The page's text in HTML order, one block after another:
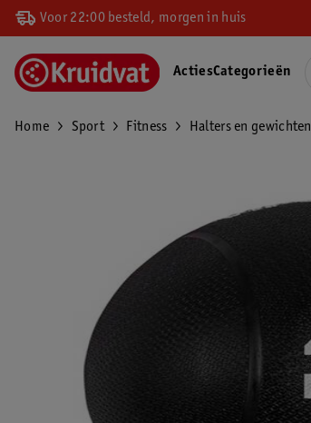
Voor 22:00 besteld, morgen in huis
ActiesCategorieën
Home Sport Fitness Halters en gewichten